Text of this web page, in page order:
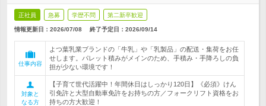
正社員 急募 学歴不問 第二新卒歓迎
情報更新日：2026/07/08 終了予定日： 2026/09/14
仕事内容
よつ葉乳業ブランドの「牛乳」や「乳製品」の配送・集荷をお任
せします。パレット積みがメインのため、手積み・手降ろしの負
担が少ない環境です！
対象と
なる方
【子育て世代活躍中！年間休日はしっかり120日】《必須》けん
引免許と大型自動車免許をお持ちの方／フォークリフト資格をお
持ちの方大歓迎！